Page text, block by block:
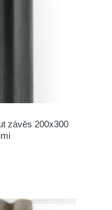
závěs 200x300